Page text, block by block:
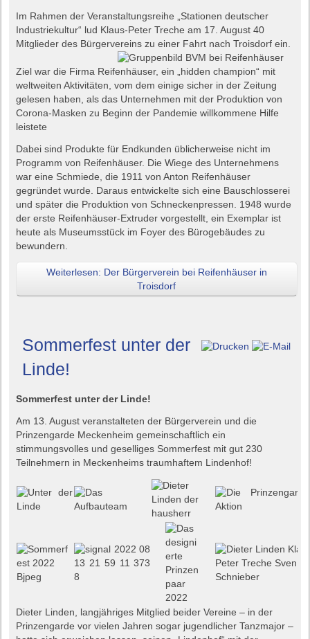
Im Rahmen der Veranstaltungsreihe „Stationen deutscher
Industriekultur“ lud Klaus-Peter Treche am 17. August 40
Mitglieder des Bürgervereins zu einer Fahrt nach Troisdorf ein.
Ziel war die Firma Reifenhäuser, ein „hidden champion“ mit
weltweiten Aktivitäten, vom dem einige sicher in der Zeitung
gelesen haben, als das Unternehmen mit der Produktion von
Corona-Masken zu Beginn der Pandemie willkommene Hilfe
leistete
Dabei sind Produkte für Endkunden üblicherweise nicht im
Programm von Reifenhäuser. Die Wiege des Unternehmens
war eine Schmiede, die 1911 von Anton Reifenhäuser
gegründet wurde. Daraus entwickelte sich eine Bauschlosserei
und später die Produktion von Schneckenpressen. 1948 wurde
der erste Reifenhäuser-Extruder vorgestellt, ein Exemplar ist
heute als Museumsstück im Foyer des Bürogebäudes zu
bewundern.
Weiterlesen: Der Bürgerverein bei Reifenhäuser in
Troisdorf
Sommerfest unter der
Linde!
Sommerfest unter der Linde!
Am 13. August veranstalteten der Bürgerverein und die
Prinzengarde Meckenheim gemeinschaftlich ein
stimmungsvolles und geselliges Sommerfest mit gut 230
Teilnehmern in Meckenheims traumhaftem Lindenhof!
Dieter Linden, langjähriges Mitglied beider Vereine – in der
Prinzengarde vor vielen Jahren sogar jugendlicher Tanzmajor –